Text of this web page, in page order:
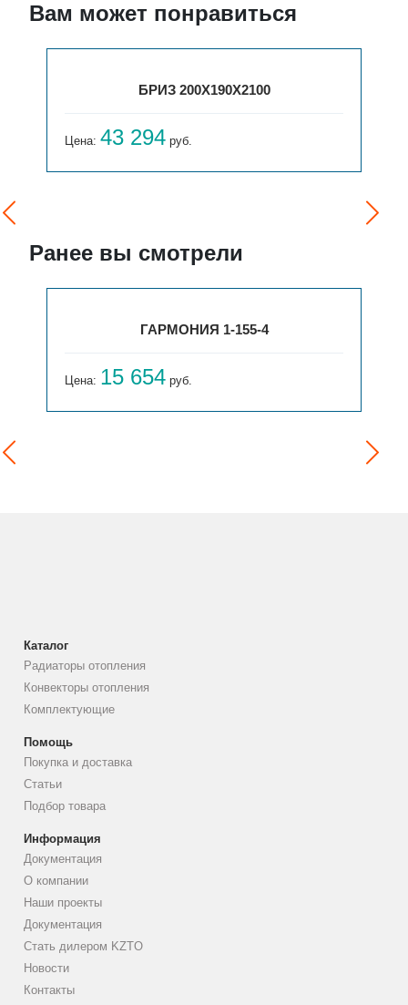
Вам может понравиться
БРИЗ 200Х190Х2100
Цена:43 294 руб.
Ранее вы смотрели
ГАРМОНИЯ 1-155-4
Цена: 15 654 руб.
Каталог
Радиаторы отопления
Конвекторы отопления
Комплектующие
Помощь
Покупка и доставка
Статьи
Подбор товара
Информация
Документация
О компании
Наши проекты
Документация
Стать дилером KZTO
Новости
Контакты